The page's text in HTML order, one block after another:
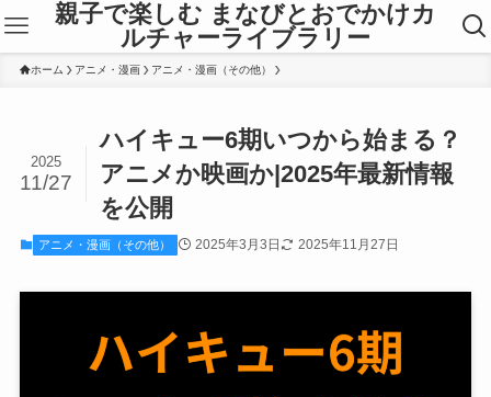
親子で楽しむ まなびとおでかけカ
ルチャーライブラリー
ホーム アニメ・漫画 アニメ・漫画（その他）
ハイキュー6期いつから始まる？
アニメか映画か|2025年最新情報
を公開
2025
11/27
アニメ・漫画（その他） 2025年3月3日 2025年11月27日